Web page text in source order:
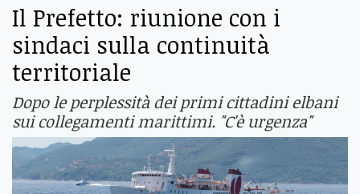
Il Prefetto: riunione con i
sindaci sulla continuità
territoriale
Dopo le perplessità dei primi cittadini elbani
sui collegamenti marittimi. "C'è urgenza"